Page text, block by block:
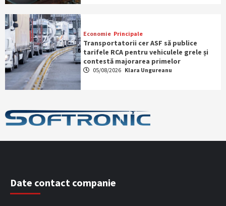
Economie Principale
Transportatorii cer ASF să publice
tarifele RCA pentru vehiculele grele și
contestă majorarea primelor
05/08/2026 Klara Ungureanu
Date contact companie